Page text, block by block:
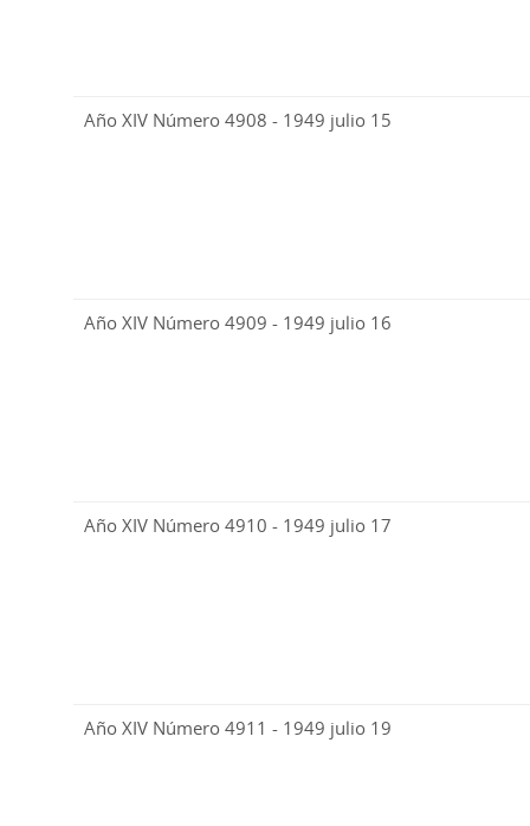
Año XIV Número 4908 - 1949 julio 15
Año XIV Número 4909 - 1949 julio 16
Año XIV Número 4910 - 1949 julio 17
Año XIV Número 4911 - 1949 julio 19